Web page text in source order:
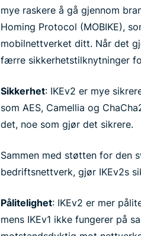
mye raskere å gå gjennom
Homing Protocol (MOBIKE),
mobilnettverket ditt. Når det
færre sikkerhetstilknytninger
Sikkerhet: IKEv2 er mye
som AES, Camellia og
det, noe som gjør det sikrere.
Sammen med støtten for den
bedriftsnettverk, gjør IKEv2s
Pålitelighet: IKEv2 er mer
mens IKEv1 ikke fungerer på